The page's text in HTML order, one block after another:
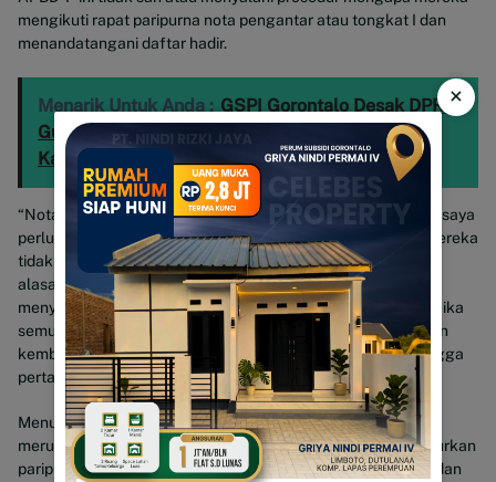
mengikuti rapat paripurna nota pengantar atau tongkat I dan
menandatangani daftar hadir.
Menarik Untuk Anda : GSPI Gorontalo Desak DPRD
Gunakan Kewenangannya, Syam T. Ase: Besok
Kami Turun
“Nota pengantar itu ditandatangani oleh 28 anggota DPRD, saya
perlu sampaikan quorum rapat itu hanya 24 anggota. Jika mereka
tidak setuju pergeseran waktu maka saya akan sampaikan
alasan-alasannya pada Bupati tetapi ini karena mereka
menyetujui 19:30 wita. Sehingga saya sampaikan ke Bupati jika
semua sudah setuju pukul 19:30 Wita dan saya akan buatkan
kembali undangan pemberitahuan perubahan jadwal, sehingga
pertanyaan dimana yang keliru”, Tegasnya.
Menurutnya, jika ada yang walkout saat rapat paripurna itu
merupakan bagian dari dinamika. Sehingga tidak menggugurkan
paripurna karena di awal dari 35 anggota DPRD yang hadir dan
×